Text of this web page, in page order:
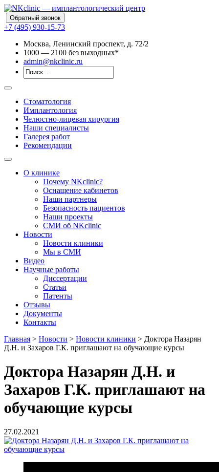
Обратный звонок
+7 (495) 930-15-73
Москва, Ленинский проспект, д. 72/2
1000 — 2100 без выходных*
admin@nkclinic.ru
Стоматология
Имплантология
Челюстно-лицевая хирургия
Наши специалисты
Галерея работ
Рекомендации
О клинике
Почему NKclinic?
Оснащение кабинетов
Наши партнеры
Безопасность пациентов
Наши проекты
СМИ об NKclinic
Новости
Новости клиники
Мы в СМИ
Видео
Научные работы
Диссертации
Статьи
Патенты
Отзывы
Документы
Контакты
Главная > Новости > Новости клиники > Доктора Назарян
Д.Н. и Захаров Г.К. приглашают на обучающие курсы
Доктора Назарян Д.Н. и
Захаров Г.К. приглашают на
обучающие курсы
27.02.2021